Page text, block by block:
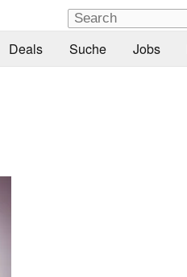
Deals Suche Jobs